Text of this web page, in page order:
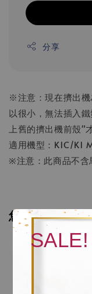
分享
※注意：現在擠出
以很小，無法插入
上舊的擠出機前殼"
適用機型：K1C/K1
※注意：此商品不含
您可能也喜歡